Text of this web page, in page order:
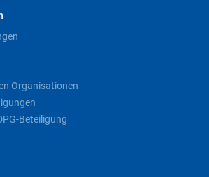
Organisationen
Beteiligung